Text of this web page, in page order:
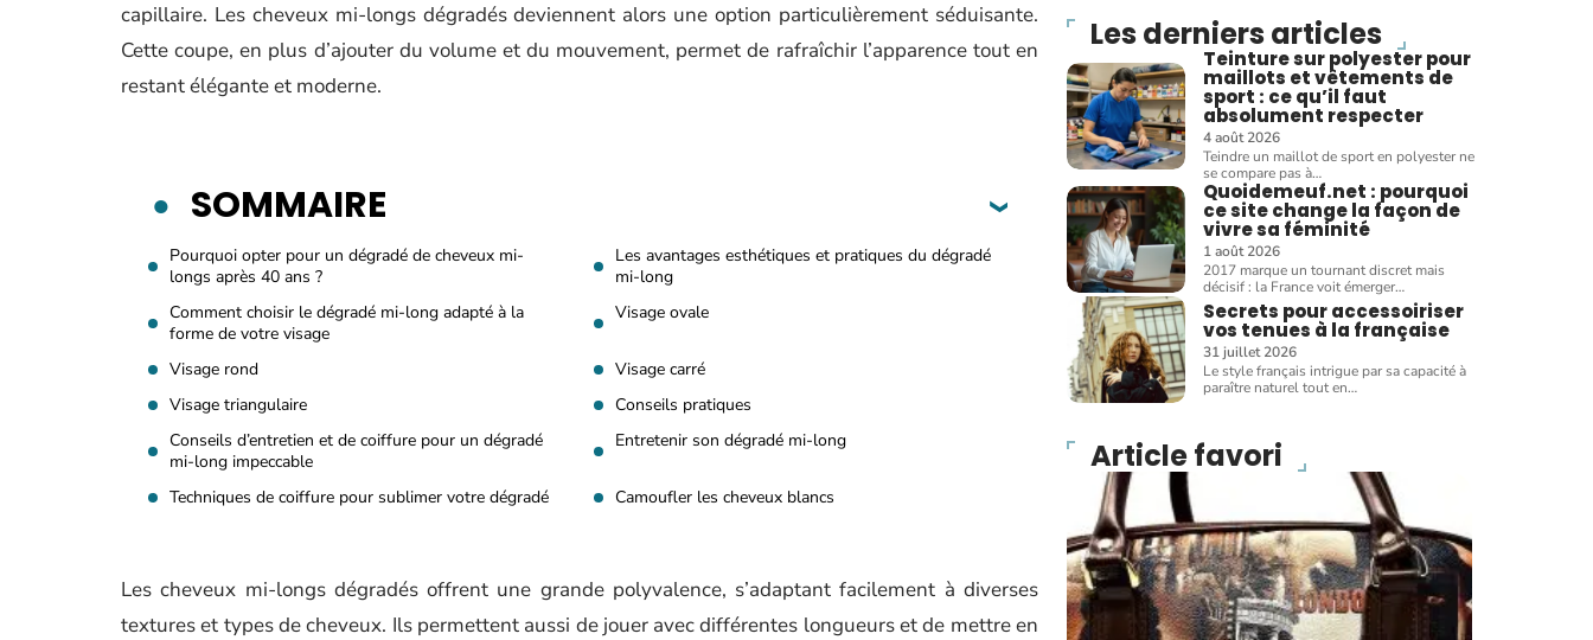
capillaire. Les cheveux mi-longs dégradés deviennent alors une option particulièrement séduisante.
Cette coupe, en plus d’ajouter du volume et du mouvement, permet de rafraîchir l’apparence tout en
restant élégante et moderne.
SOMMAIRE
Pourquoi opter pour un dégradé de cheveux mi-
longs après 40 ans ?
Les avantages esthétiques et pratiques du dégradé
mi-long
Comment choisir le dégradé mi-long adapté à la
forme de votre visage
Visage ovale
Visage rond
Visage carré
Visage triangulaire
Conseils pratiques
Conseils d’entretien et de coiffure pour un dégradé
mi-long impeccable
Entretenir son dégradé mi-long
Techniques de coiffure pour sublimer votre dégradé Camoufler les cheveux blancs
Les cheveux mi-longs dégradés offrent une grande polyvalence, s’adaptant facilement à diverses
textures et types de cheveux. Ils permettent aussi de jouer avec différentes longueurs et de mettre en
Les derniers articles
Teinture sur polyester pour
maillots et vêtements de
sport : ce qu’il faut
absolument respecter
4 août 2026
Teindre un maillot de sport en polyester ne
se compare pas à…
Quoidemeuf.net : pourquoi
ce site change la façon de
vivre sa féminité
1 août 2026
2017 marque un tournant discret mais
décisif : la France voit émerger…
Secrets pour accessoiriser
vos tenues à la française
31 juillet 2026
Le style français intrigue par sa capacité à
paraître naturel tout en…
Article favori